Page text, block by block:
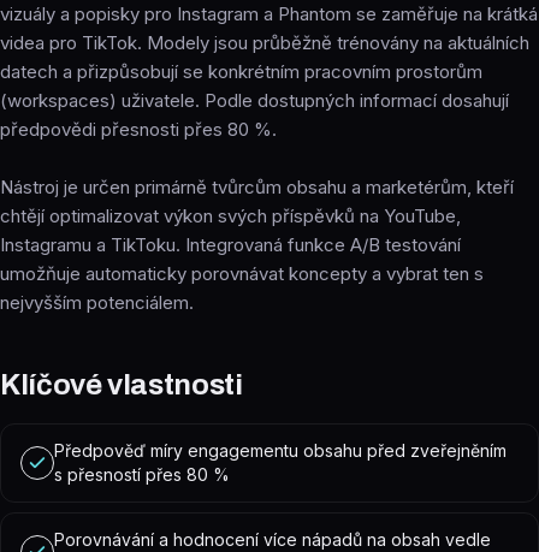
vizuály a popisky pro Instagram a Phantom se zaměřuje na krátká
videa pro TikTok. Modely jsou průběžně trénovány na aktuálních
datech a přizpůsobují se konkrétním pracovním prostorům
(workspaces) uživatele. Podle dostupných informací dosahují
předpovědi přesnosti přes 80 %.
Nástroj je určen primárně tvůrcům obsahu a marketérům, kteří
chtějí optimalizovat výkon svých příspěvků na YouTube,
Instagramu a TikToku. Integrovaná funkce A/B testování
umožňuje automaticky porovnávat koncepty a vybrat ten s
nejvyšším potenciálem.
Klíčové vlastnosti
Předpověď míry engagementu obsahu před zveřejněním
s přesností přes 80 %
Porovnávání a hodnocení více nápadů na obsah vedle